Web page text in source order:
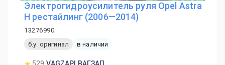
Электрогидроусилитель руля Opel Astra
H рестайлинг (2006—2014)
13276990
б.у. оригинал
в наличии